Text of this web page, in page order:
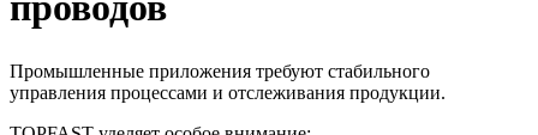
Промышленные приложения требуют стабильного
управления процессами и отслеживания продукции.